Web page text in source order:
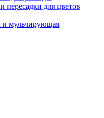
пересадки для цветов
и мульчирующая